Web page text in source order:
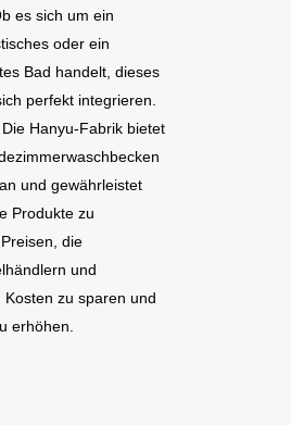
es sich um ein
oder ein
Bad handelt, dieses
perfekt integrieren.
Die Hanyu-Fabrik bietet
und gewährleistet
Produkte zu
die
und
zu sparen und
erhöhen.